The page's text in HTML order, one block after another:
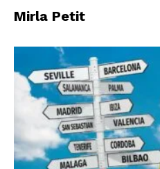
Mirla Petit